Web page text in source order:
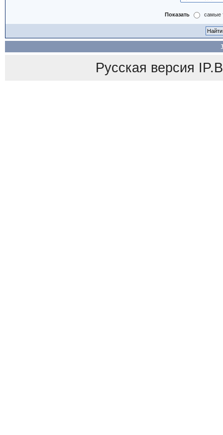
Показать самые
Русская версия